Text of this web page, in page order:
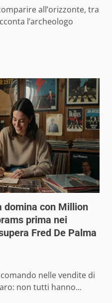
all’orizzonte, tra
l’archeologo
domina con Million
prima nei
Fred De Palma
nelle vendite di
non tutti hanno...